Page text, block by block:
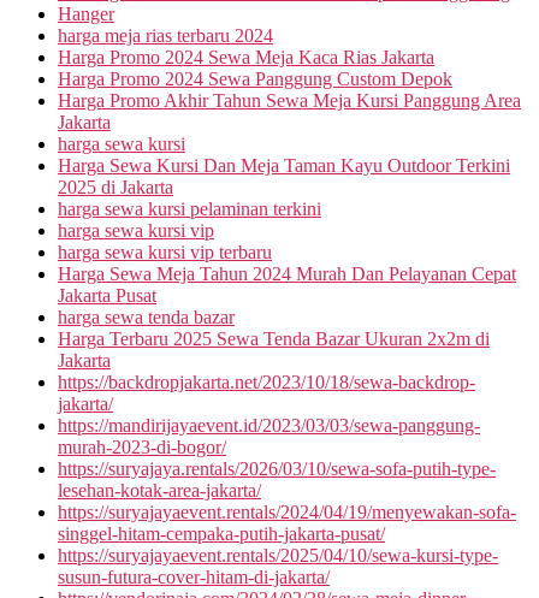
Hanger
harga meja rias terbaru 2024
Harga Promo 2024 Sewa Meja Kaca Rias Jakarta
Harga Promo 2024 Sewa Panggung Custom Depok
Harga Promo Akhir Tahun Sewa Meja Kursi Panggung Area
Jakarta
harga sewa kursi
Harga Sewa Kursi Dan Meja Taman Kayu Outdoor Terkini
2025 di Jakarta
harga sewa kursi pelaminan terkini
harga sewa kursi vip
harga sewa kursi vip terbaru
Harga Sewa Meja Tahun 2024 Murah Dan Pelayanan Cepat
Jakarta Pusat
harga sewa tenda bazar
Harga Terbaru 2025 Sewa Tenda Bazar Ukuran 2x2m di
Jakarta
https://backdropjakarta.net/2023/10/18/sewa-backdrop-
jakarta/
https://mandirijayaevent.id/2023/03/03/sewa-panggung-
murah-2023-di-bogor/
https://suryajaya.rentals/2026/03/10/sewa-sofa-putih-type-
lesehan-kotak-area-jakarta/
https://suryajayaevent.rentals/2024/04/19/menyewakan-sofa-
singgel-hitam-cempaka-putih-jakarta-pusat/
https://suryajayaevent.rentals/2025/04/10/sewa-kursi-type-
susun-futura-cover-hitam-di-jakarta/